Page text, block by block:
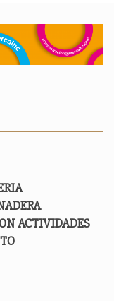
ACTIVIDADES